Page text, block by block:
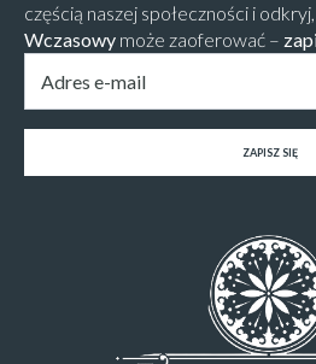
częścią naszej społeczności i
Wczasowy może zaoferować –
Email
ZAPISZ SIĘ